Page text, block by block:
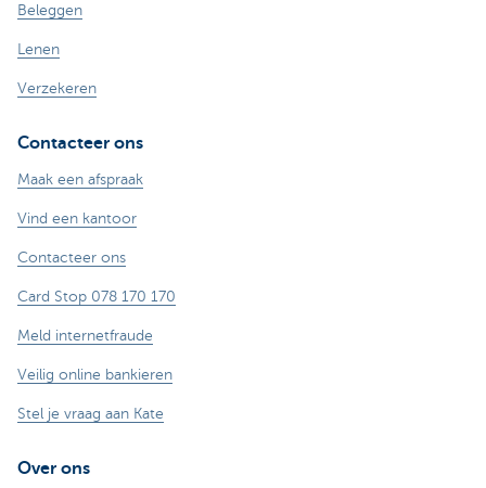
Beleggen
Lenen
Verzekeren
Contacteer ons
Maak een afspraak
Vind een kantoor
Contacteer ons
Card Stop 078 170 170
Meld internetfraude
Veilig online bankieren
Stel je vraag aan Kate
Over ons